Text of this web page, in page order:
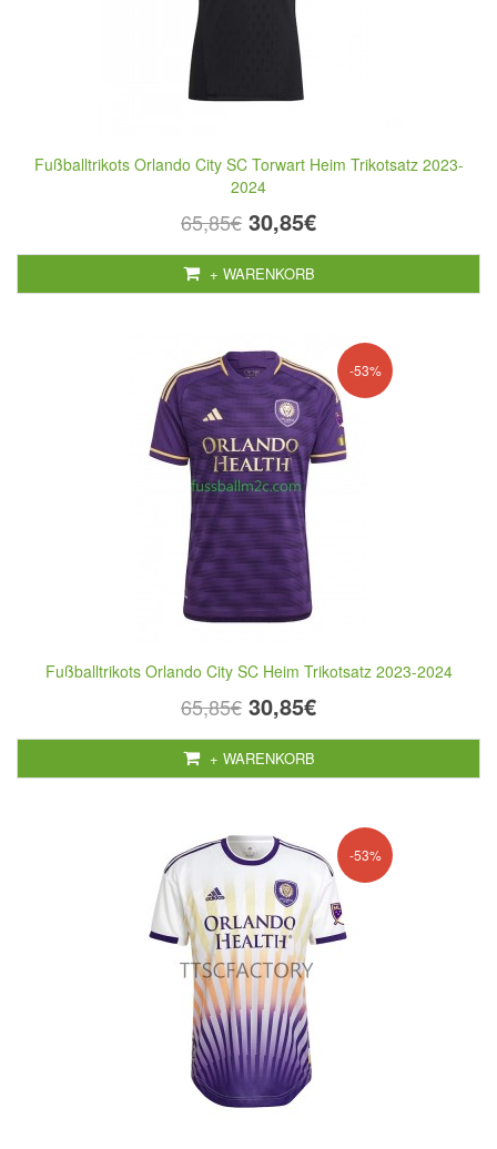
Fußballtrikots Orlando City SC Torwart Heim Trikotsatz 2023-
2024
65,85€ 30,85€
+ WARENKORB
-53%
Fußballtrikots Orlando City SC Heim Trikotsatz 2023-2024
65,85€ 30,85€
+ WARENKORB
-53%